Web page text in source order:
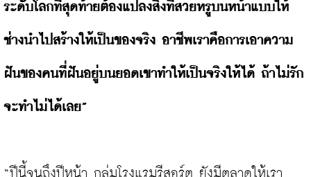
ระดับโลกที่สุดท้ายต้องแปลงสิ่งที่สวยหรูบนหน้าแบบให้
ช่างนำไปสร้างให้เป็นของจริง อาชีพเราคือการเอาความ
ฝันของคนที่ฝันอยู่บนยอดเขาทำให้เป็นจริงให้ได้ ถ้าไม่รัก
จะทำไม่ได้เลย”
“ปีนี้จนถึงปีหน้า กลุ่มโรงแรมรีสอร์ต ยังมีตลาดให้เรา